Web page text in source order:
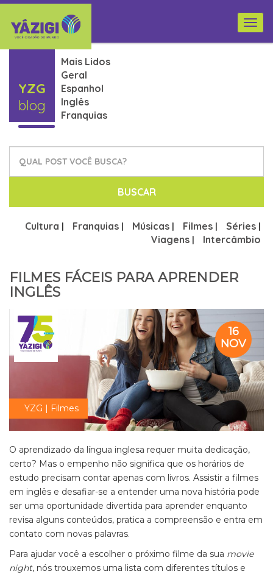
YZG
blog
Mais Lidos
Geral
Espanhol
Inglês
Franquias
BUSCAR
Cultura | Franquias | Músicas | Filmes | Séries |
Viagens | Intercâmbio
FILMES FÁCEIS PARA APRENDER
INGLÊS
YZG | Filmes
16
NOV
O aprendizado da língua inglesa requer muita dedicação,
certo? Mas o empenho não significa que os horários de
estudo precisam contar apenas com livros. Assistir a filmes
em inglês e desafiar-se a entender uma nova história pode
ser uma oportunidade divertida para aprender enquanto
revisa alguns conteúdos, pratica a compreensão e entra em
contato com novas palavras.
Para ajudar você a escolher o próximo filme da sua movie
night, nós trouxemos uma lista com diferentes títulos e